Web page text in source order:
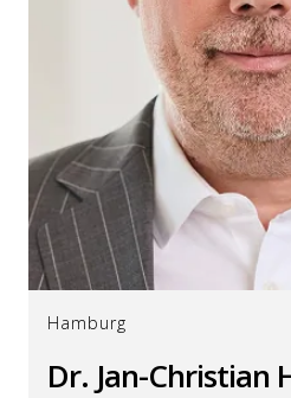
Hamburg
Dr. Jan-Christian